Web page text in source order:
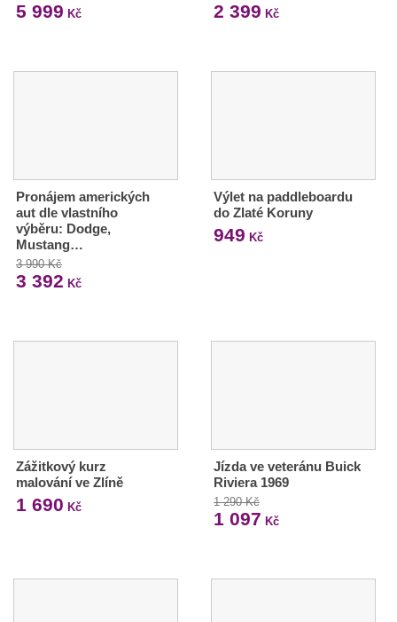
5 999 Kč 2 399 Kč
Pronájem amerických
aut dle vlastního
výběru: Dodge,
Mustang…
3 990 Kč
3 392 Kč
Výlet na paddleboardu
do Zlaté Koruny
949 Kč
Zážitkový kurz
malování ve Zlíně
1 690 Kč
Jízda ve veteránu Buick
Riviera 1969
1 290 Kč
1 097 Kč